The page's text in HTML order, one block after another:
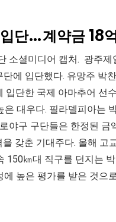
단…계약금 18
소셜미디어 캡처. 광주
에 입단했다. 유망주 박
단한 국제 아마추어 선
대우다. 필라델피아는
야구 구단들은 한정된 금
갖춘 기대주다. 올해 고
150㎞대 직구를 던지는
높은 평가를 받은 것으